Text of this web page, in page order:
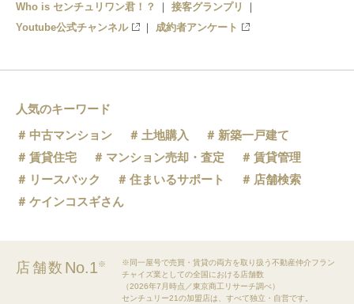
Who is センチュリワン君！？
接客グランプリ
Youtube公式チャンネル
成約者アンケート
人気のキーワード
中古マンション
土地購入
新築一戸建て
賃貸住宅
マンション売却・査定
賃貸管理
リースバック
住まいるサポート
店舗検索
ケインコスギさん
店舗数 No.1※
※同一屋号で売買・賃貸の両方を取り扱う不動産仲介フラン
チャイズ業としての全国における店舗数
（2026年7月時点／東京商工リサーチ調べ）
センチュリー21の加盟店は、すべて独立・自営です。